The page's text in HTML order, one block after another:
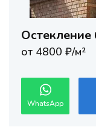
Остекление
от 4800 ₽/м²
WhatsApp